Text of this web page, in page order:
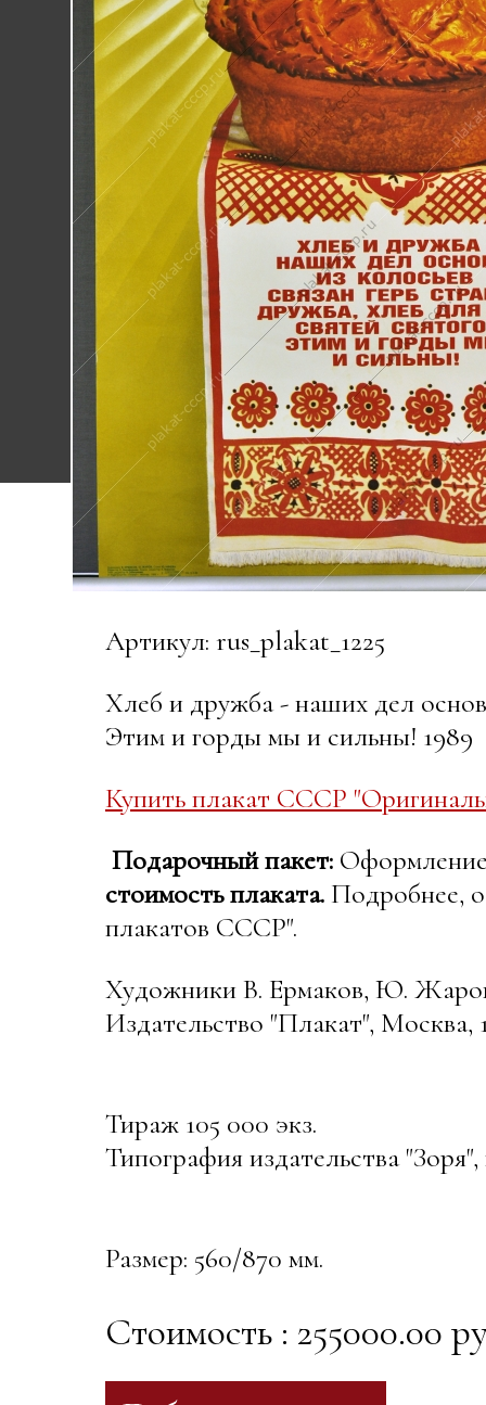
Артикул: rus_plakat_1225
Хлеб и дружба - наших дел
Этим и горды мы и сильны! 1989
Купить плакат СССР
Подарочный пакет: Оформление
стоимость плаката. Подробнее,
плакатов СССР".
Художники В. Ермаков, Ю.
Издательство "Плакат", Москва,
Тираж 105 000 экз.
Типография издательства
Размер: 560/870 мм.
Стоимость : 255000.00